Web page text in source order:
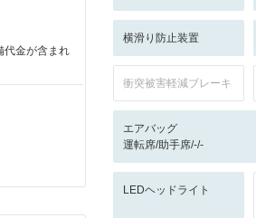
代金が含まれ
横滑り防止装置
衝突被害軽減ブレーキ
エアバッグ
運転席/助手席/-/-
LEDヘッドライト